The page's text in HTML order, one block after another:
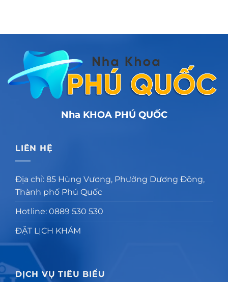
Nha KHOA PHÚ QUỐC
LIÊN HỆ
Địa chỉ: 85 Hùng Vương, Phường Dương Đông,
Thành phố Phú Quốc
Hotline: 0889 530 530
ĐẶT LỊCH KHÁM
DỊCH VỤ TIÊU BIỂU